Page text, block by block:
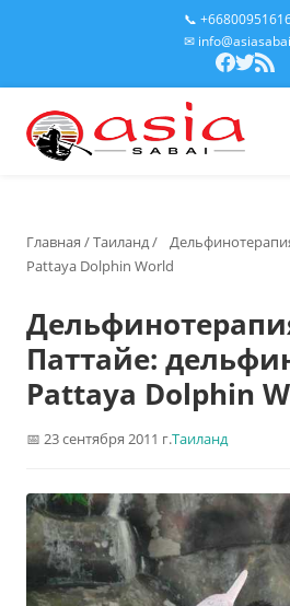
📞
✉
Главная /Таиланд/
Pattaya Dolphin World
Паттайе:
Pattaya Dolphin
23 сентября 2011 г.Таиланд